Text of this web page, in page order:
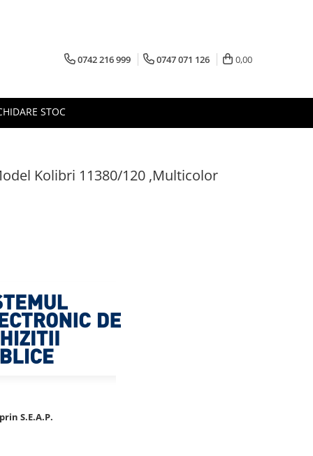
0742 216 999 0747 071 126 0,00
STOC
Kolibri 11380/120 ,Multicolor
S.E.A.P.